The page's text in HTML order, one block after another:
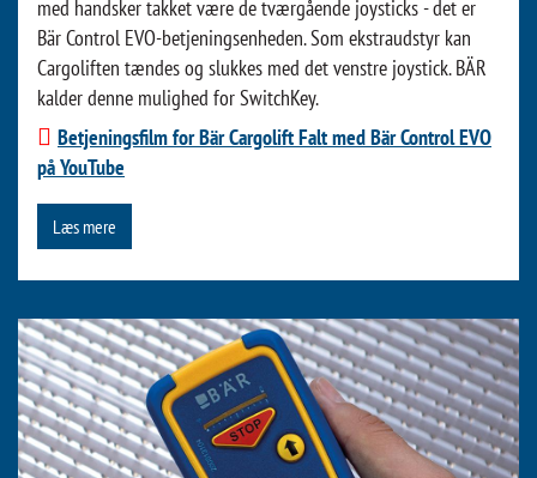
med handsker takket være de tværgående joysticks - det er
Bär Control EVO-betjeningsenheden. Som ekstraudstyr kan
Cargoliften tændes og slukkes med det venstre joystick. BÄR
kalder denne mulighed for SwitchKey.
Betjeningsfilm for Bär Cargolift Falt med Bär Control EVO
på YouTube
Læs mere